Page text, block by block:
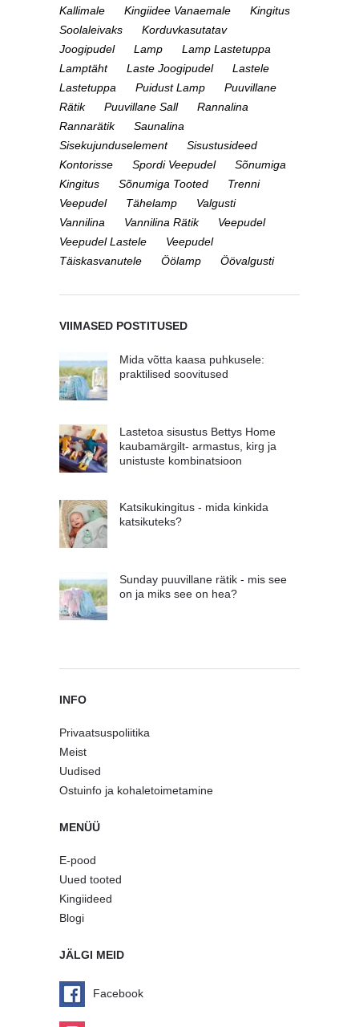
Kallimale
Kingiidee Vanaemale
Kingitus
Soolaleivaks
Korduvkasutatav
Joogipudel
Lamp
Lamp Lastetuppa
Lamptäht
Laste Joogipudel
Lastele
Lastetuppa
Puidust Lamp
Puuvillane
Rätik
Puuvillane Sall
Rannalina
Rannarätik
Saunalina
Sisekujunduselement
Sisustusideed
Kontorisse
Spordi Veepudel
Sõnumiga
Kingitus
Sõnumiga Tooted
Trenni
Veepudel
Tähelamp
Valgusti
Vannilina
Vannilina Rätik
Veepudel
Veepudel Lastele
Veepudel
Täiskasvanutele
Öölamp Öövalgusti
VIIMASED POSTITUSED
Mida võtta kaasa puhkusele:
praktilised soovitused
Lastetoa sisustus Bettys Home
kaubamärgilt- armastus, kirg ja
unistuste kombinatsioon
Katsikukingitus - mida kinkida
katsikuteks?
Sunday puuvillane rätik - mis see
on ja miks see on hea?
INFO
Privaatsuspoliitika
Meist
Uudised
Ostuinfo ja kohaletoimetamine
MENÜÜ
E-pood
Uued tooted
Kingiideed
Blogi
JÄLGI MEID
Facebook